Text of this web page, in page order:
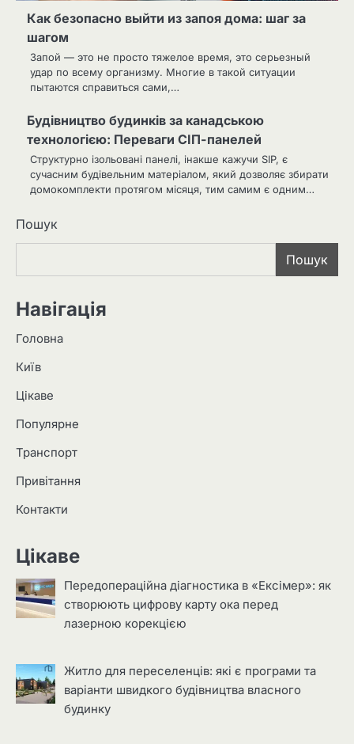
Как безопасно выйти из запоя дома: шаг за
шагом
Запой — это не просто тяжелое время, это серьезный
удар по всему организму. Многие в такой ситуации
пытаются справиться сами,…
Будівництво будинків за канадською
технологією: Переваги СІП-панелей
Структурно ізольовані панелі, інакше кажучи SIP, є
сучасним будівельним матеріалом, який дозволяє збирати
домокомплекти протягом місяця, тим самим є одним…
Пошук
Пошук
Навігація
Головна
Київ
Цікаве
Популярне
Транспорт
Привітання
Контакти
Цікаве
Передопераційна діагностика в «Ексімер»: як
створюють цифрову карту ока перед
лазерною корекцією
Житло для переселенців: які є програми та
варіанти швидкого будівництва власного
будинку